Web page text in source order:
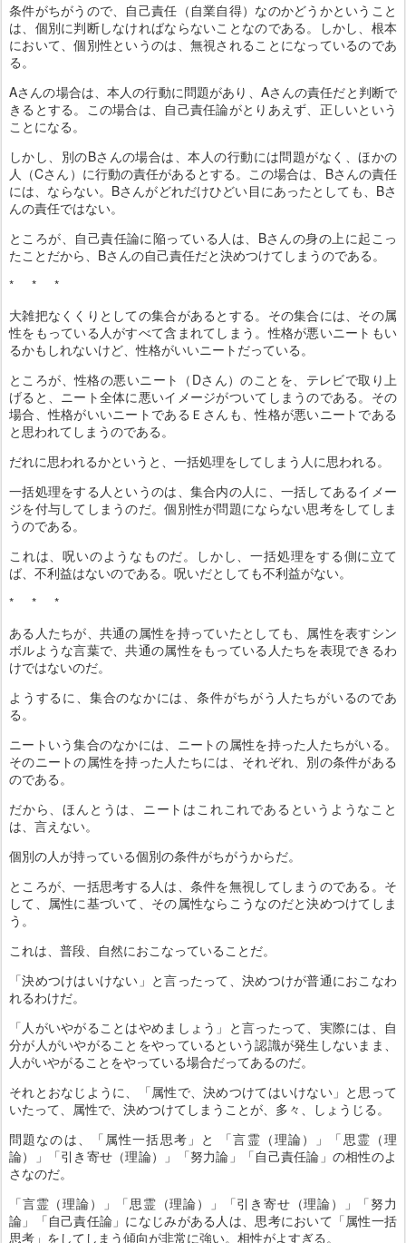
条件がちがうので、自己責任（自業自得）なのかどうかということ
は、個別に判断しなければならないことなのである。しかし、根本
において、個別性というのは、無視されることになっているのであ
る。
Aさんの場合は、本人の行動に問題があり、Aさんの責任だと判断で
きるとする。この場合は、自己責任論がとりあえず、正しいという
ことになる。
しかし、別のBさんの場合は、本人の行動には問題がなく、ほかの
人（Cさん）に行動の責任があるとする。この場合は、Bさんの責任
には、ならない。Bさんがどれだけひどい目にあったとしても、Bさ
んの責任ではない。
ところが、自己責任論に陥っている人は、Bさんの身の上に起こっ
たことだから、Bさんの自己責任だと決めつけてしまうのである。
* * *
大雑把なくくりとしての集合があるとする。その集合には、その属
性をもっている人がすべて含まれてしまう。性格が悪いニートもい
るかもしれないけど、性格がいいニートだっている。
ところが、性格の悪いニート（Dさん）のことを、テレビで取り上
げると、ニート全体に悪いイメージがついてしまうのである。その
場合、性格がいいニートであるＥさんも、性格が悪いニートである
と思われてしまうのである。
だれに思われるかというと、一括処理をしてしまう人に思われる。
一括処理をする人というのは、集合内の人に、一括してあるイメー
ジを付与してしまうのだ。個別性が問題にならない思考をしてしま
うのである。
これは、呪いのようなものだ。しかし、一括処理をする側に立て
ば、不利益はないのである。呪いだとしても不利益がない。
* * *
ある人たちが、共通の属性を持っていたとしても、属性を表すシン
ボルような言葉で、共通の属性をもっている人たちを表現できるわ
けではないのだ。
ようするに、集合のなかには、条件がちがう人たちがいるのであ
る。
ニートいう集合のなかには、ニートの属性を持った人たちがいる。
そのニートの属性を持った人たちには、それぞれ、別の条件がある
のである。
だから、ほんとうは、ニートはこれこれであるというようなこと
は、言えない。
個別の人が持っている個別の条件がちがうからだ。
ところが、一括思考する人は、条件を無視してしまうのである。そ
して、属性に基づいて、その属性ならこうなのだと決めつけてしま
う。
これは、普段、自然におこなっていることだ。
「決めつけはいけない」と言ったって、決めつけが普通におこなわ
れるわけだ。
「人がいやがることはやめましょう」と言ったって、実際には、自
分が人がいやがることをやっているという認識が発生しないまま、
人がいやがることをやっている場合だってあるのだ。
それとおなじように、「属性で、決めつけてはいけない」と思って
いたって、属性で、決めつけてしまうことが、多々、しょうじる。
問題なのは、「属性一括思考」と 「言霊（理論）」「思霊（理
論）」「引き寄せ（理論）」「努力論」「自己責任論」の相性のよ
さなのだ。
「言霊（理論）」「思霊（理論）」「引き寄せ（理論）」「努力
論」「自己責任論」になじみがある人は、思考において「属性一括
思考」をしてしまう傾向が非常に強い。相性がよすぎる。